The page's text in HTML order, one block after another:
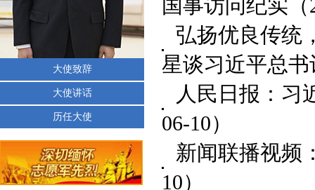
大使致辞
大使讲话
历任大使
国事访问纪实
弘扬优良传统
星谈习近平总
人民日报：习
06-10）
新闻联播视频
10）